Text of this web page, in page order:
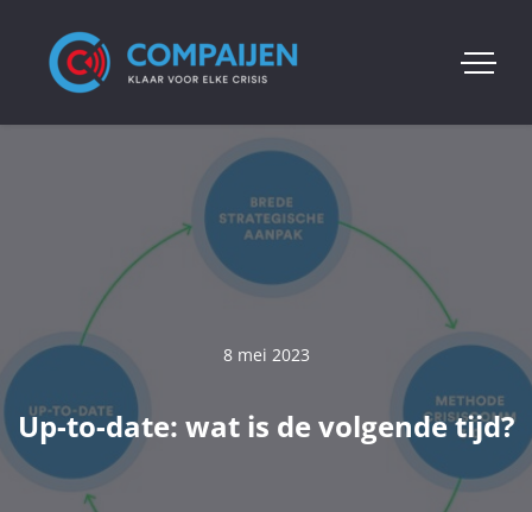
8 mei 2023
Up-to-date: wat is de volgende tijd?